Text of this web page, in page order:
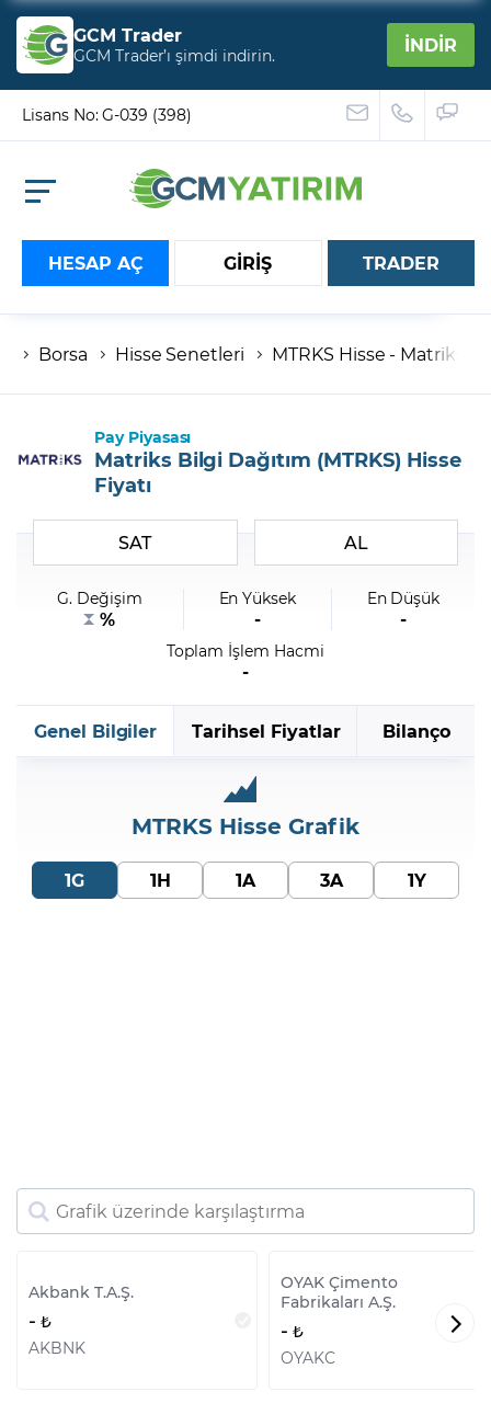
GCM Trader
GCM Trader’ı şimdi indirin. İNDİR
Lisans No: G-039 (398)
HESAP AÇ GİRİŞ
Hesap numaranız
Şifremi Unuttum
TRADER
Borsa Hisse Senetleri MTRKS Hisse - Matriks
Pay Piyasası
Matriks Bilgi Dağıtım (MTRKS) Hisse
Fiyatı
SAT AL
G. Değişim
%
En Yüksek
-
En Düşük
-
Toplam İşlem Hacmi
-
Genel Bilgiler Tarihsel Fiyatlar Bilanço
MTRKS Hisse Grafik
1G 1H 1A 3A 1Y
Akbank T.A.Ş.
-
AKBNK
OYAK Çimento
Fabrikaları A.Ş.
-
OYAKC